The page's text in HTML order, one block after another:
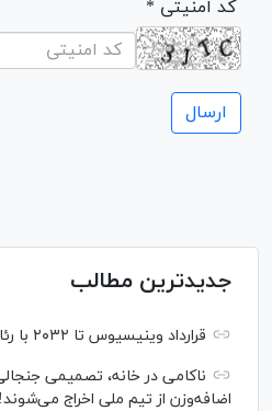
* کد امنیتی
جدیدترین مطالب
قرارداد وینیسیوس تا ۲۰۳۲ با رئال‌ تمدید شد
ناکامی در خانه، تصمیمی
اضافه‌وزن از تیم ملی اخراج می‌شوند!